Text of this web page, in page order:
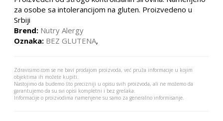
za osobe sa intolerancijom na gluten. Proizvedeno u
Srbiji
Brend: Nutry Alergy
Oznaka: BEZ GLUTENA,
Zdravisimo.com se ne bavi prodajom proizvoda, već pruža informacije u kojim
objektima ih možete kupiti.
Nastojimo da budemo što precizniji u opisu svih proizvoda, ali ne možemo da
garantujemo da su svi opisi kompletni i bez grešaka.
Informacije o proizvodima namenjene su samo za generalno informisanje.